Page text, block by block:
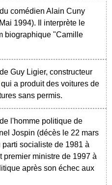
comédien Alain Cuny
1994). Il interprète le
biographique "Camille
Guy Ligier, constructeur
qui a produit des voitures de
sans permis.
l'homme politique de
Jospin (décès le 22 mars
socialiste de 1981 à
premier ministre de 1997 à
après son échec aux